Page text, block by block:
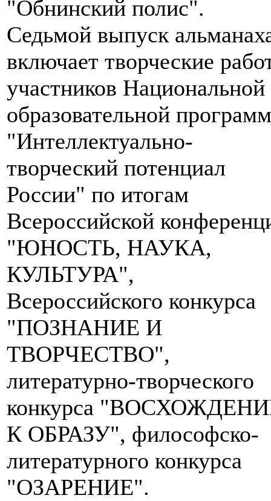
"Обнинский полис".
Седьмой выпуск
включает творческие
участников Национальной
образовательной
"Интеллектуально-
творческий потенциал
России" по итогам
Всероссийской
"ЮНОСТЬ, НАУКА,
КУЛЬТУРА",
Всероссийского конкурса
"ПОЗНАНИЕ И
ТВОРЧЕСТВО",
литературно-творческого
конкурса
К ОБРАЗУ", философско-
литературного конкурса
"ОЗАРЕНИЕ".